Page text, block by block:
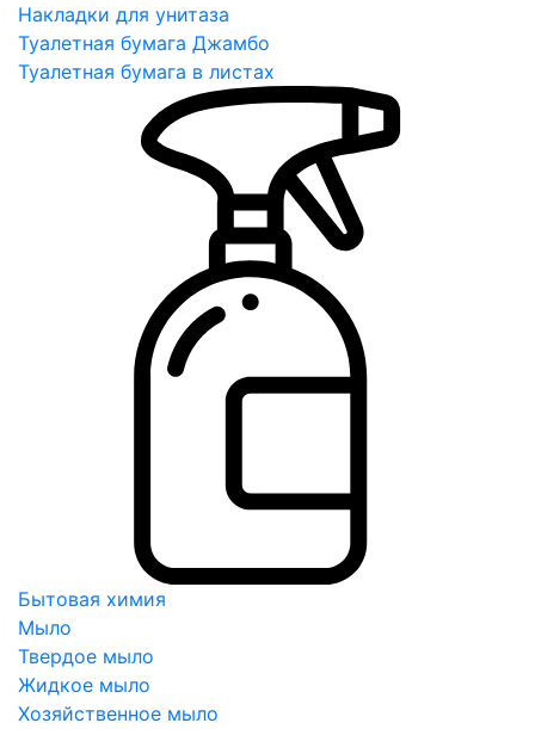
Накладки для унитаза
Туалетная бумага Джамбо
Туалетная бумага в листах
Бытовая химия
Мыло
Твердое мыло
Жидкое мыло
Хозяйственное мыло